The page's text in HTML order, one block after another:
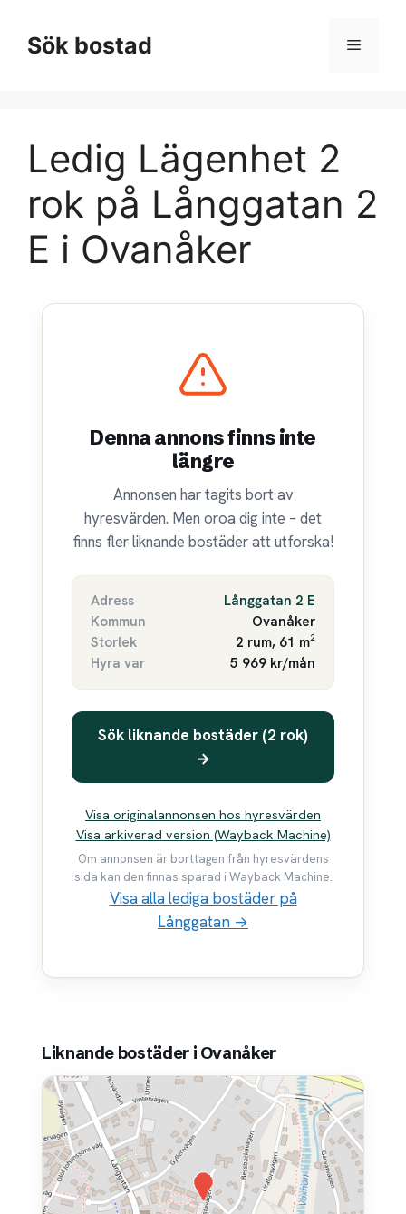
innehållSök bostad Meny
Ledig Lägenhet 2
rok på Långgatan 2
E i Ovanåker
Denna annons finns inte
längre
Annonsen har tagits bort av
hyresvärden. Men oroa dig inte – det
finns fler liknande bostäder att utforska!
Adress
Långgatan 2 E
Kommun
Ovanåker
Storlek
2 rum, 61 m²
Hyra var
5 969 kr/mån
Sök liknande bostäder (2 rok)
→
Visa originalannonsen hos hyresvärden
Visa arkiverad version (Wayback Machine)
Om annonsen är borttagen från hyresvärdens
sida kan den finnas sparad i Wayback Machine.
Visa alla lediga bostäder på
Långgatan →
Liknande bostäder i Ovanåker